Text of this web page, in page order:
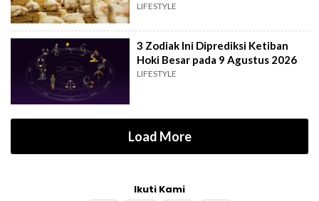
LIFESTYLE
3 Zodiak Ini Diprediksi Ketiban
Hoki Besar pada 9 Agustus 2026
LIFESTYLE
Load More
Ikuti Kami